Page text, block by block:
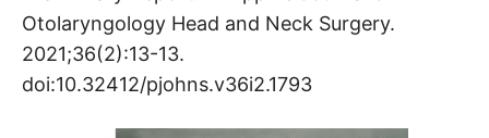
Otolaryngology Head and Neck Surgery.
2021;36(2):13-13.
doi:10.32412/pjohns.v36i2.1793